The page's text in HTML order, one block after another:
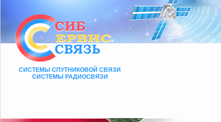
СИСТЕМЫ СПУТНИКОВОЙ СВЯЗИ
СИСТЕМЫ РАДИОСВЯЗИ